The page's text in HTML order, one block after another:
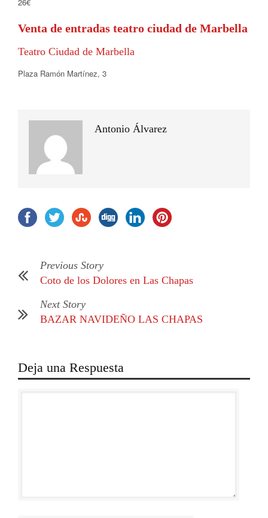
Venta de entradas teatro ciudad de Marbella
Teatro Ciudad de Marbella
Plaza Ramón Martínez, 3
Antonio Álvarez
Previous Story
Coto de los Dolores en Las Chapas
Next Story
BAZAR NAVIDEÑO LAS CHAPAS
Deja una Respuesta